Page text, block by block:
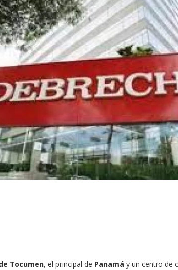
Tocumen, el principal de Panamá y un centro de